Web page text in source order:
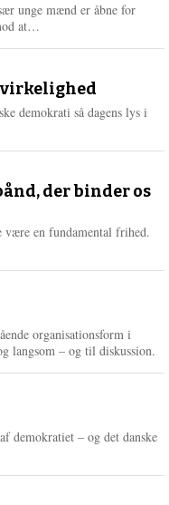
unge mænd er åbne for
at…
e
r
demokrati så dagens lys i
der binder os
en fundamental frihed.
organisationsform i
langsom – og til diskussion.
demokratiet – og det danske